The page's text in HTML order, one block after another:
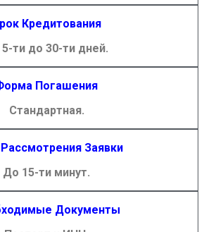
Кредитования
ти до 30-ти дней.
Погашения
Стандартная.
Заявки
До 15-ти минут.
Документы